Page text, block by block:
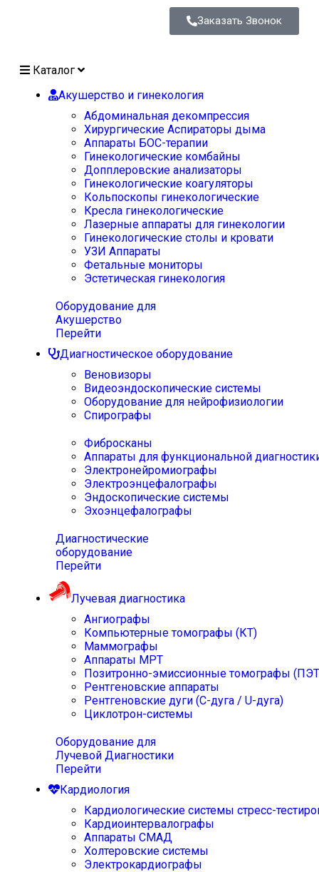
Заказать Звонок
Каталог
Акушерство и гинекология
Абдоминальная декомпрессия
Хирургические Аспираторы дыма
Аппараты БОС-терапии
Гинекологические комбайны
Допплеровские анализаторы
Гинекологические коагуляторы
Кольпоскопы гинекологические
Кресла гинекологические
Лазерные аппараты для гинекологии
Гинекологические столы и кровати
УЗИ Аппараты
Фетальные мониторы
Эстетическая гинекология
Оборудование для
Акушерство
Перейти
Диагностическое оборудование
Веновизоры
Видеоэндоскопические системы
Оборудование для нейрофизиологии
Спирографы
Фибросканы
Аппараты для функциональной
Электронейромиографы
Электроэнцефалографы
Эндоскопические системы
Эхоэнцефалографы
Диагностические
оборудование
Перейти
Лучевая диагностика
Ангиографы
Компьютерные томографы (КТ)
Маммографы
Аппараты МРТ
Позитронно-эмиссионные томографы
Рентгеновские аппараты
Рентгеновские дуги (С-дуга / U-дуга)
Циклотрон-системы
Оборудование для
Лучевой Диагностики
Перейти
Кардиология
Кардиологические системы стресс-
Кардиоинтервалографы
Аппараты СМАД
Холтеровские системы
Электрокардиографы